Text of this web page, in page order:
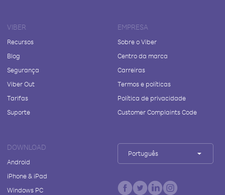
VIBER
Recursos
Blog
Segurança
Viber Out
Tarifas
Suporte
EMPRESA
Sobre o Viber
Centro da marca
Carreiras
Termos e políticas
Política de privacidade
Customer Complaints Code
DOWNLOAD
Android
iPhone & iPad
Windows PC
Português